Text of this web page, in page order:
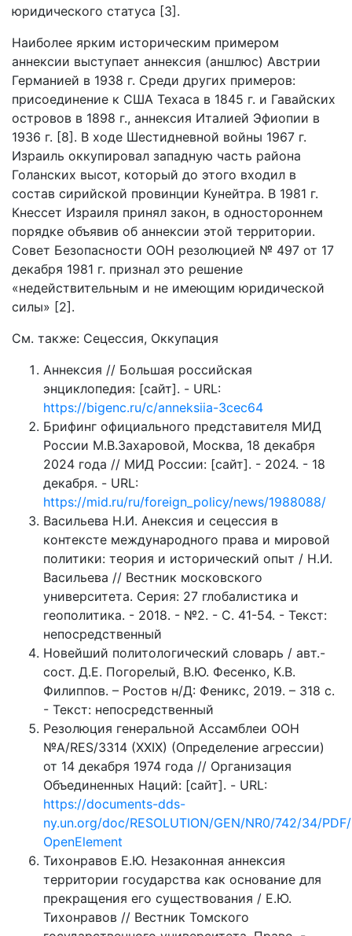
юридического статуса [3].
Наиболее ярким историческим примером
аннексии выступает аннексия (аншлюс) Австрии
Германией в 1938 г. Среди других примеров:
присоединение к США Техаса в 1845 г. и Гавайских
островов в 1898 г., аннексия Италией Эфиопии в
1936 г. [8]. В ходе Шестидневной войны 1967 г.
Израиль оккупировал западную часть района
Голанских высот, который до этого входил в
состав сирийской провинции Кунейтра. В 1981 г.
Кнессет Израиля принял закон, в одностороннем
порядке объявив об аннексии этой территории.
Совет Безопасности ООН резолюцией № 497 от 17
декабря 1981 г. признал это решение
«недействительным и не имеющим юридической
силы» [2].
См. также: Сецессия, Оккупация
Аннексия // Большая российская
энциклопедия: [сайт]. - URL:
https://bigenc.ru/c/anneksiia-3cec64
Брифинг официального представителя МИД
России М.В.Захаровой, Москва, 18 декабря
2024 года // МИД России: [сайт]. - 2024. - 18
декабря. - URL:
https://mid.ru/ru/foreign_policy/news/1988088/
Васильева Н.И. Анексия и сецессия в
контексте международного права и мировой
политики: теория и исторический опыт / Н.И.
Васильева // Вестник московского
университета. Серия: 27 глобалистика и
геополитика. - 2018. - №2. - С. 41-54. - Текст:
непосредственный
Новейший политологический словарь / авт.-
сост. Д.Е. Погорелый, В.Ю. Фесенко, К.В.
Филиппов. – Ростов н/Д: Феникс, 2019. – 318 с.
- Текст: непосредственный
Резолюция генеральной Ассамблеи ООН
№A/RES/3314 (XXIX) (Определение агрессии)
от 14 декабря 1974 года // Организация
Объединенных Наций: [сайт]. - URL:
https://documents-dds-
ny.un.org/doc/RESOLUTION/GEN/NR0/742/34/
OpenElement
Тихонравов Е.Ю. Незаконная аннексия
территории государства как основание для
прекращения его существования / Е.Ю.
Тихонравов // Вестник Томского